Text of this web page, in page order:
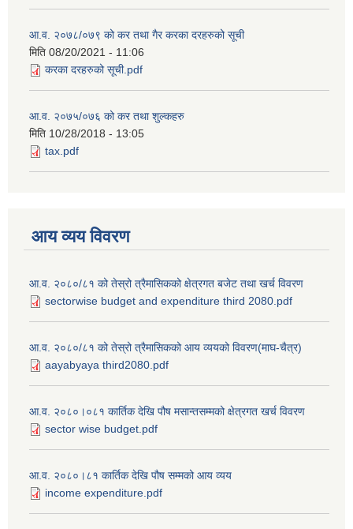
आ.व. २०७८/०७९ को कर तथा गैर करका दरहरुको सूची
मिति 08/20/2021 - 11:06
करका दरहरुको सूची.pdf
आ.व. २०७५/०७६ को कर तथा शुल्कहरु
मिति 10/28/2018 - 13:05
tax.pdf
आय व्यय विवरण
आ.व. २०८०/८१ को तेस्रो त्रैमासिकको क्षेत्रगत बजेट तथा खर्च विवरण
sectorwise budget and expenditure third 2080.pdf
आ.व. २०८०/८१ को तेस्रो त्रैमासिकको आय व्ययको विवरण(माघ-चैत्र)
aayabyaya third2080.pdf
आ.व. २०८०।०८१ कार्तिक देखि पौष मसान्तसम्मको क्षेत्रगत खर्च विवरण
sector wise budget.pdf
आ.व. २०८०।८१ कार्तिक देखि पौष सम्मको आय व्यय
income expenditure.pdf